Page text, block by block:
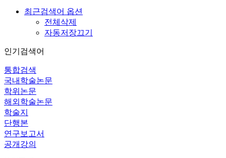
최근검색어 옵션
전체삭제
자동저장끄기
인기검색어
통합검색
국내학술논문
학위논문
해외학술논문
학술지
단행본
연구보고서
공개강의